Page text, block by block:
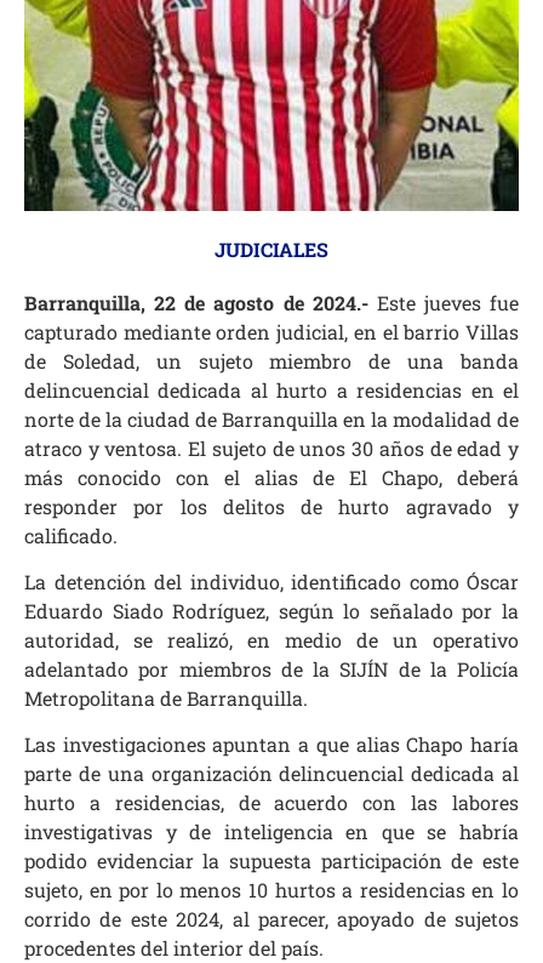
JUDICIALES
Barranquilla, 22 de agosto de 2024.- Este jueves fue
capturado mediante orden judicial, en el barrio Villas
de Soledad, un sujeto miembro de una banda
delincuencial dedicada al hurto a residencias en el
norte de la ciudad de Barranquilla en la modalidad de
atraco y ventosa. El sujeto de unos 30 años de edad y
más conocido con el alias de El Chapo, deberá
responder por los delitos de hurto agravado y
calificado.
La detención del individuo, identificado como Óscar
Eduardo Siado Rodríguez, según lo señalado por la
autoridad, se realizó, en medio de un operativo
adelantado por miembros de la SIJÍN de la Policía
Metropolitana de Barranquilla.
Las investigaciones apuntan a que alias Chapo haría
parte de una organización delincuencial dedicada al
hurto a residencias, de acuerdo con las labores
investigativas y de inteligencia en que se habría
podido evidenciar la supuesta participación de este
sujeto, en por lo menos 10 hurtos a residencias en lo
corrido de este 2024, al parecer, apoyado de sujetos
procedentes del interior del país.